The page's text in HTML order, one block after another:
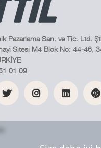
Pazarlama San. ve Tic. Ltd.
Sitesi M4 Blok No: 44-46,
01 09